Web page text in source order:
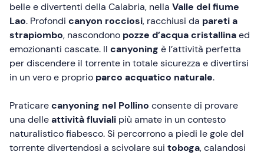
belle e divertenti della Calabria, nella Valle del fiume
Lao. Profondi canyon rocciosi, racchiusi da pareti a
strapiombo, nascondono pozze d’acqua cristallinaed
emozionanti cascate. Il canyoning è l’attività perfetta
per discendere il torrente in totale sicurezza e divertirsi
in un vero e proprio parco acquatico naturale.
Praticarecanyoning nel Pollino consente di provare
una delleattività fluviali più amate in un contesto
naturalistico fiabesco. Si percorrono a piedi le gole del
torrente divertendosi a scivolare sui toboga, calandosi